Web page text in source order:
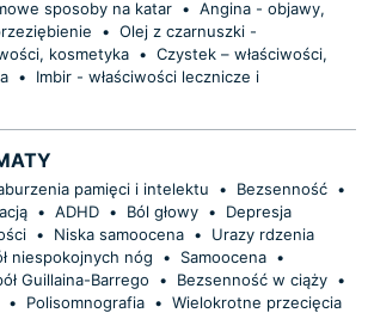
sposoby na katar • Angina - objawy,
• Olej z czarnuszki -
kosmetyka • Czystek – właściwości,
•
Imbir - właściwości lecznicze i
pamięci i intelektu • Bezsenność •
• ADHD • Ból głowy •
Depresja
• Niska samoocena •
Urazy rdzenia
niespokojnych nóg • Samoocena •
Guillaina-Barrego • Bezsenność w ciąży •
• Polisomnografia • Wielokrotne przecięcia